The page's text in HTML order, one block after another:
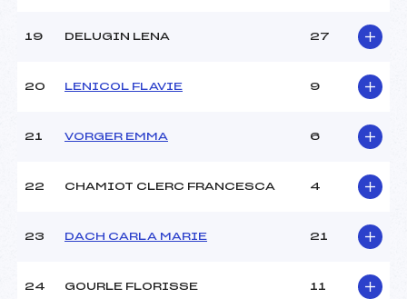
19 DELUGIN LENA 27
20 LENICOL FLAVIE 9
21 VORGER EMMA 6
22 CHAMIOT CLERC FRANCESCA 4
23 DACH CARLA MARIE 21
24 GOURLE FLORISSE 11